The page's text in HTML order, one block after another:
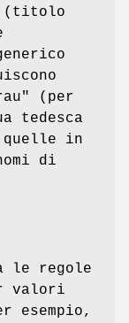
(titolo
(per
tedesca
quelle in
di
le regole
valori
esempio,